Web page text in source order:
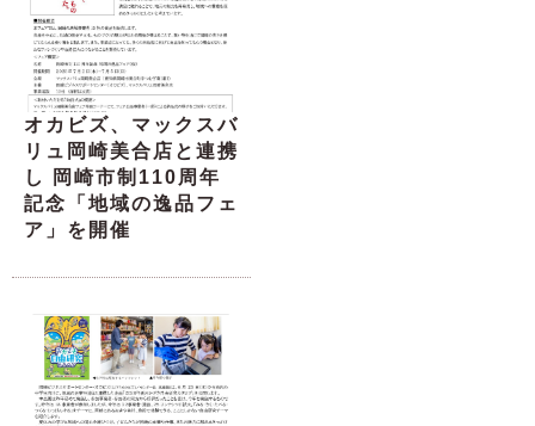
オカビズ、マックスバ
リュ岡崎美合店と連携
し 岡崎市制110周年
記念「地域の逸品フェ
ア」を開催